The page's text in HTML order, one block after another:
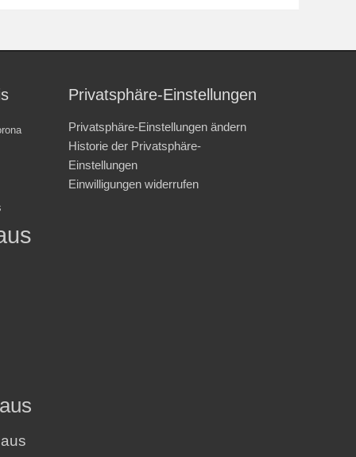
Privatsphäre-Einstellungen
Privatsphäre-Einstellungen ändern
Historie der Privatsphäre-
Einstellungen
Einwilligungen widerrufen